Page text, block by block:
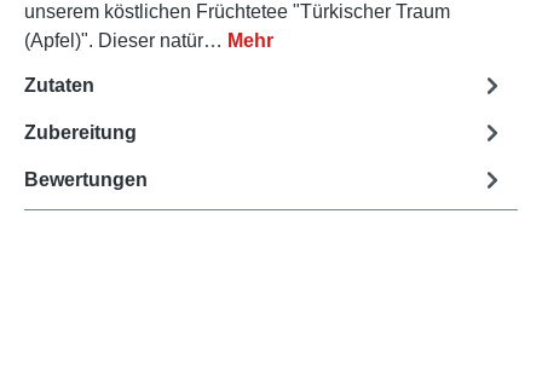
unserem köstlichen Früchtetee "Türkischer Traum
(Apfel)". Dieser natür… Mehr
Zutaten
Zubereitung
Bewertungen